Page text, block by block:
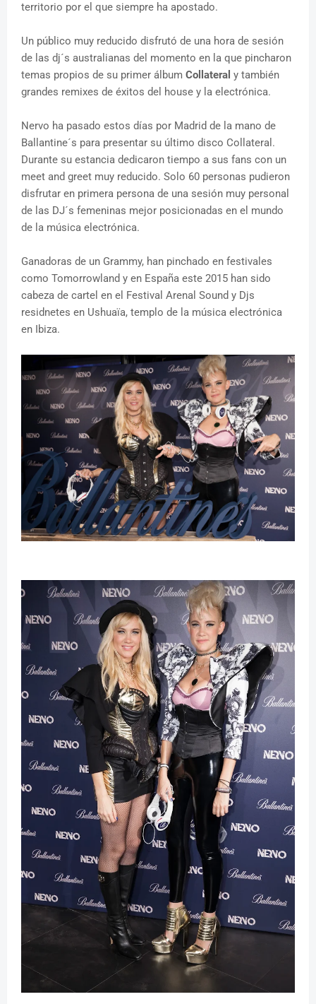
territorio por el que siempre ha apostado.
Un público muy reducido disfrutó de una hora de sesión
de las dj´s australianas del momento en la que pincharon
temas propios de su primer álbum Collateral y también
grandes remixes de éxitos del house y la electrónica.
Nervo ha pasado estos días por Madrid de la mano de
Ballantine´s para presentar su último disco Collateral.
Durante su estancia dedicaron tiempo a sus fans con un
meet and greet muy reducido. Solo 60 personas pudieron
disfrutar en primera persona de una sesión muy personal
de las DJ´s femeninas mejor posicionadas en el mundo
de la música electrónica.
Ganadoras de un Grammy, han pinchado en festivales
como Tomorrowland y en España este 2015 han sido
cabeza de cartel en el Festival Arenal Sound y Djs
residnetes en Ushuaïa, templo de la música electrónica
en Ibiza.